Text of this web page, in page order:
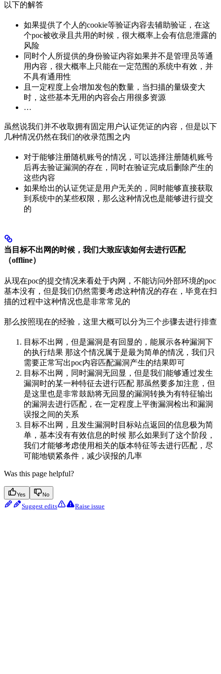
以下的解答
如果提供了个人的cookie等验证内容去辅助验证，在这
个poc被收录且共用的时候，很大概率上会有信息泄露的
风险
同时个人所提供的身份验证内容如果并不是管理员等通
用内容，很大概率上只能在一定范围的系统中有效，并
不具有通用性
且一定程度上会增加发包的数量，当扫描的量级变大
时，这些基本无用的内容会占用很多资源
…
虽然说我们并不收取拥有固定用户认证凭证的内容，但是以下
几种情况仍然在我们的收录范围之内
对于能够注册随机账号的情况，可以选择注册随机账号
后再去验证漏洞的存在，同时在验证完成后删除产生的
这些内容
如果给出的认证凭证是用户无关的，同时能够直接获取
到系统中的某些权限，那么这种情况也是能够进行提交
的
当目标不出网的时候，我们大致应该如何去进行匹配
（offline）
从现在poc的提交情况来看处于内网，不能访问外部环境的poc
基本没有，但是我们仍然需要考虑这种情况的存在，毕竟在扫
描的过程中这种情况也是非常常见的
那么按照现在的经验，这里大概可以分为三个步骤去进行排查
目标不出网，但是漏洞是有回显的，能展示各种漏洞下
的执行结果 那这个情况属于是最为简单的情况，我们只
需要正常写出poc内容匹配漏洞产生的结果即可
目标不出网，同时漏洞无回显，但是我们能够通过发生
漏洞时的某一种特征去进行匹配 那虽然要多加注意，但
是这里也是非常鼓励将无回显的漏洞转换为有特征输出
的漏洞去进行匹配，在一定程度上平衡漏洞检出和漏洞
误报之间的关系
目标不出网，且发生漏洞时目标站点返回的信息极为简
单，基本没有有效信息的时候 那么如果到了这个阶段，
我们才能够考虑使用相关的版本特征等去进行匹配，尽
可能地锁紧条件，减少误报的几率
Was this page helpful?
Yes No
Suggest edits Raise issue